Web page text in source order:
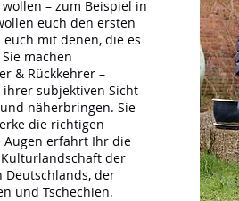
– zum Beispiel in
euch den ersten
mit denen, die es
machen
& Rückkehrer –
subjektiven Sicht
näherbringen. Sie
die richtigen
erfahrt Ihr die
der
Deutschlands, der
und Tschechien.